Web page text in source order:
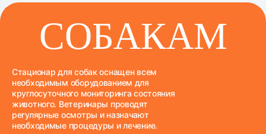
СОБАКАМ
Стационар для собак оснащен всем
необходимым оборудованием для
круглосуточного мониторинга состояния
животного. Ветеринары проводят
регулярные осмотры и назначают
необходимые процедуры и лечение.